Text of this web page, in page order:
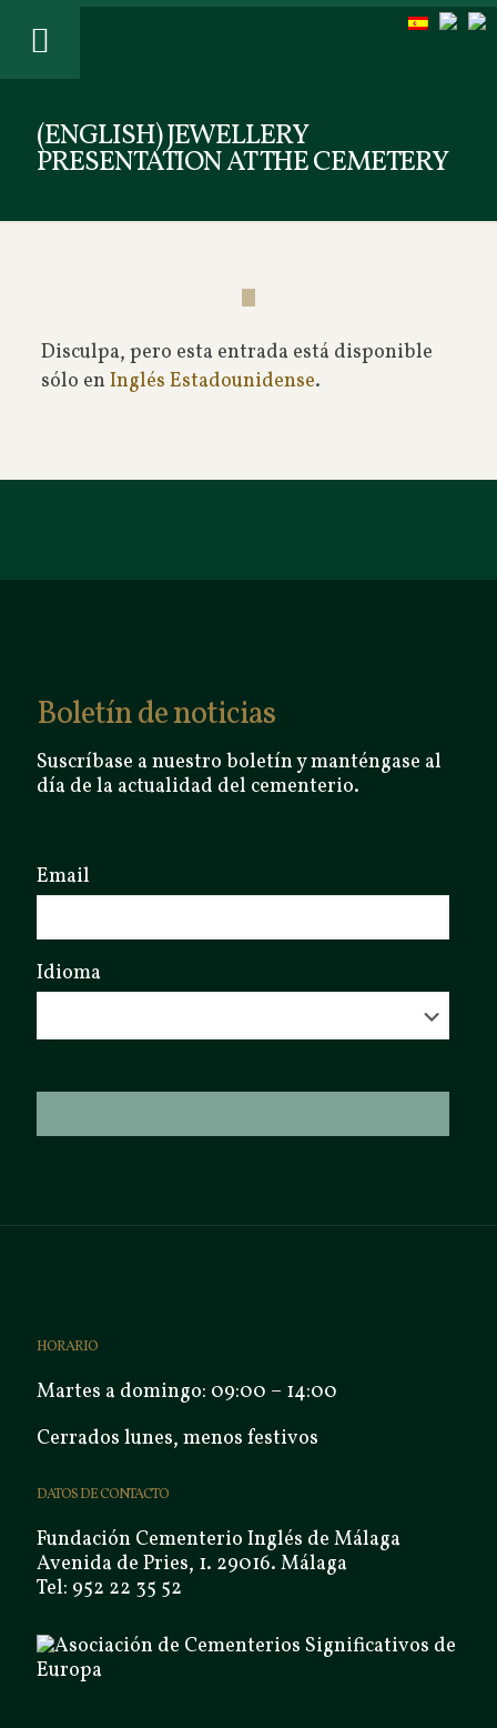
(ENGLISH) JEWELLERY
PRESENTATION AT THE CEMETERY
Disculpa, pero esta entrada está disponible
sólo en Inglés Estadounidense.
Boletín de noticias
Suscríbase a nuestro boletín y manténgase al
día de la actualidad del cementerio.
Email
Idioma
HORARIO
Martes a domingo: 09:00 – 14:00
Cerrados lunes, menos festivos
DATOS DE CONTACTO
Fundación Cementerio Inglés de Málaga
Avenida de Pries, 1. 29016. Málaga
Tel: 952 22 35 52